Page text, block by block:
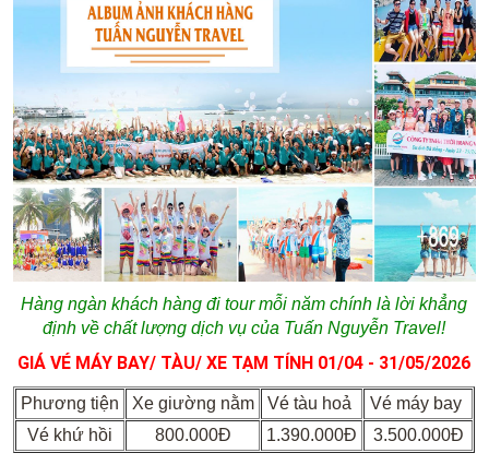
Hàng ngàn khách hàng đi tour mỗi năm chính là lời khẳng
định về chất lượng dịch vụ của Tuấn Nguyễn Travel!
GIÁ VÉ MÁY BAY/ TÀU/ XE TẠM TÍNH 01/04 - 31/05/2026
Phương tiện Xe giường nằm Vé tàu hoả
Vé máy bay
Vé khứ hồi
800.000Đ 1.390.000Đ 3.500.000Đ